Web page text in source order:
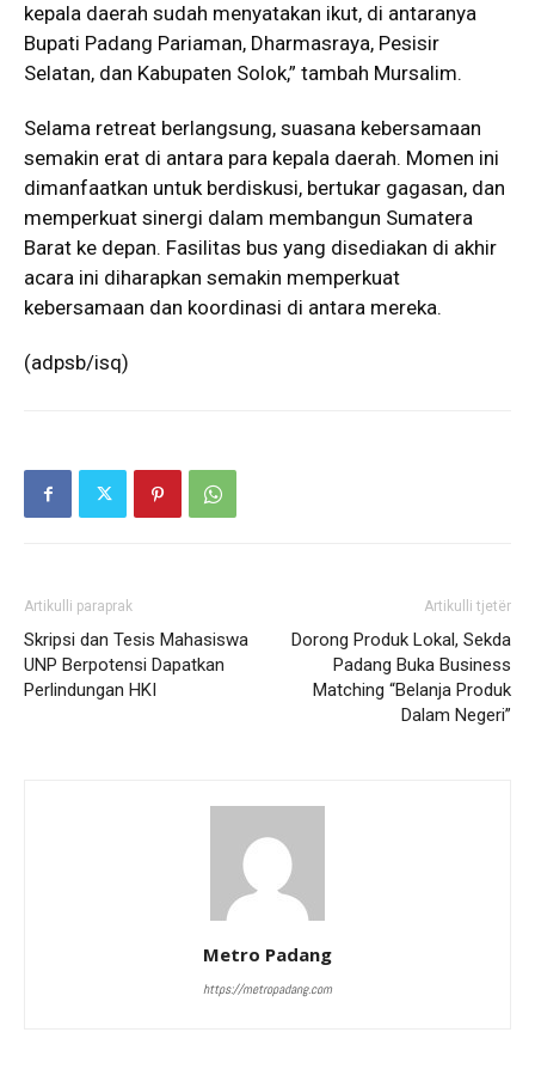
kepala daerah sudah menyatakan ikut, di antaranya
Bupati Padang Pariaman, Dharmasraya, Pesisir
Selatan, dan Kabupaten Solok,” tambah Mursalim.
Selama retreat berlangsung, suasana kebersamaan
semakin erat di antara para kepala daerah. Momen ini
dimanfaatkan untuk berdiskusi, bertukar gagasan, dan
memperkuat sinergi dalam membangun Sumatera
Barat ke depan. Fasilitas bus yang disediakan di akhir
acara ini diharapkan semakin memperkuat
kebersamaan dan koordinasi di antara mereka.
(adpsb/isq)
Artikulli paraprak
Skripsi dan Tesis Mahasiswa
UNP Berpotensi Dapatkan
Perlindungan HKI
Artikulli tjetër
Dorong Produk Lokal, Sekda
Padang Buka Business
Matching “Belanja Produk
Dalam Negeri”
Metro Padang
https://metropadang.com